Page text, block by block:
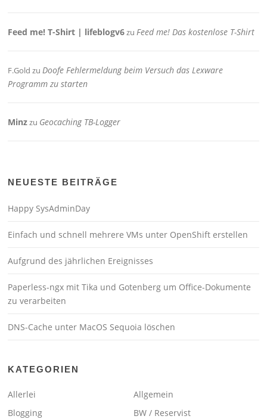
Feed me! T-Shirt | lifeblogv6zuFeed me! Das kostenlose T-Shirt
F.Gold zuDoofe Fehlermeldung beim Versuch das Lexware
Programm zu starten
Minzzu Geocaching TB-Logger
NEUESTE BEITRÄGE
Happy SysAdminDay
Einfach und schnell mehrere VMs unter OpenShift erstellen
Aufgrund des jährlichen Ereignisses
Paperless-ngx mit Tika und Gotenberg um Office-Dokumente
zu verarbeiten
DNS-Cache unter MacOS Sequoia löschen
KATEGORIEN
Allerlei
Allgemein
Blogging
BW / Reservist